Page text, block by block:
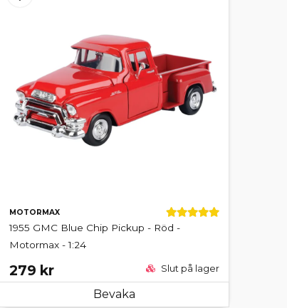
MOTORMAX
1955 GMC Blue Chip Pickup - Röd -
Motormax - 1:24
279 kr Slut på lager
Bevaka